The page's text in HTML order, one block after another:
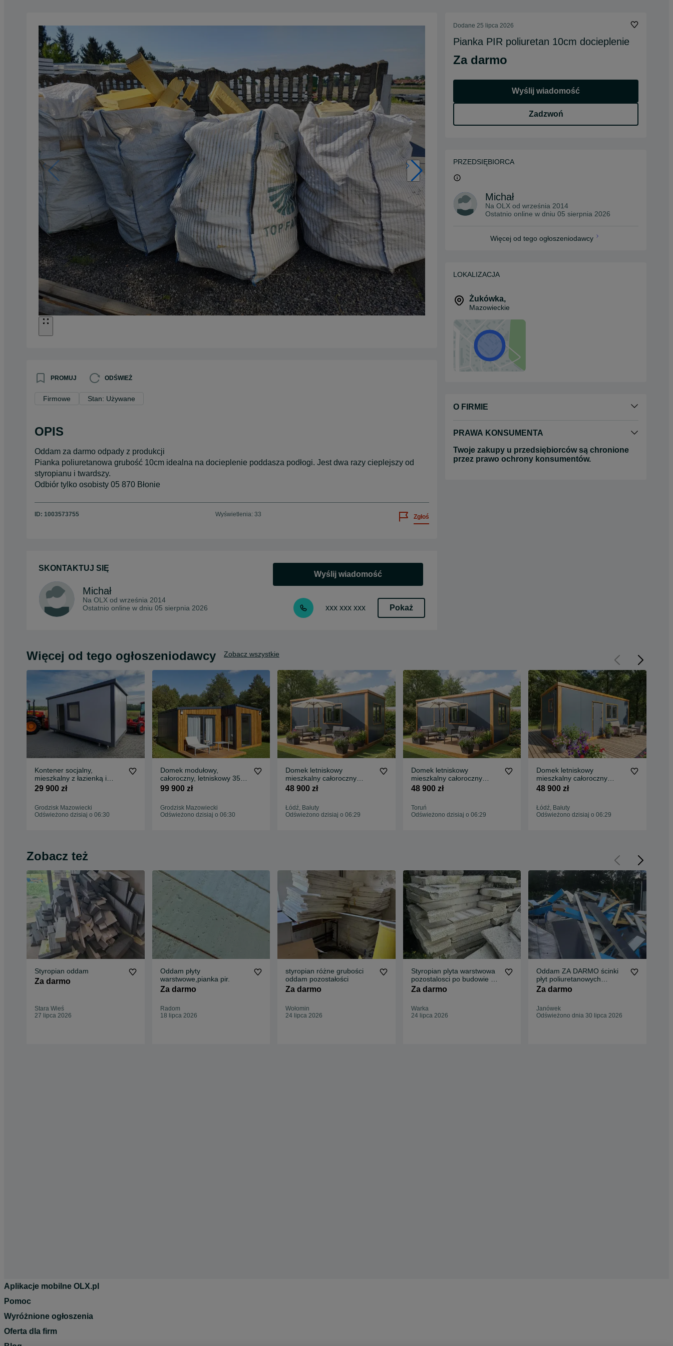
PROMUJ ODŚWIEŻ
Firmowe Stan: Używane
OPIS
Oddam za darmo odpady z produkcji
Pianka poliuretanowa grubość 10cm idealna na docieplenie poddasza podłogi. Jest dwa razy cieplejszy od
styropianu i twardszy.
Odbiór tylko osobisty 05 870 Błonie
ID: 1003573755 Wyświetlenia: 33 Zgłoś
SKONTAKTUJ SIĘ
Michał
Na OLX od września 2014
Ostatnio online w dniu 05 sierpnia 2026
Wyślij wiadomość
xxx xxx xxx Pokaż
Dodane 25 lipca 2026
Pianka PIR poliuretan 10cm docieplenie
Za darmo
Wyślij wiadomość
Zadzwoń
PRZEDSIĘBIORCA
Michał
Na OLX od września 2014
Ostatnio online w dniu 05 sierpnia 2026
Więcej od tego ogłoszeniodawcy
LOKALIZACJA
Żukówka,
Mazowieckie
O FIRMIE
PRAWA KONSUMENTA
Twoje zakupy u przedsiębiorców są chronione
przez prawo ochrony konsumentów.
Więcej od tego ogłoszeniodawcy Zobacz wszystkie
Kontener socjalny,
mieszkalny z łazienką i
kuchnią całoroczny 4 os.
29 900 zł
Grodzisk Mazowiecki
Odświeżono dzisiaj o 06:30
Domek modułowy,
całoroczny, letniskowy 35
m2 na zgłoszenie
99 900 zł
Grodzisk Mazowiecki
Odświeżono dzisiaj o 06:30
Domek letniskowy
mieszkalny całoroczny
mobilny 7x3mm, 21m2
48 900 zł
Łódź, Bałuty
Odświeżono dzisiaj o 06:29
Domek letniskowy
mieszkalny całoroczny
mobilny 7x3mm, 21m2
48 900 zł
Toruń
Odświeżono dzisiaj o 06:29
Domek letniskowy
mieszkalny całoroczny
mobilny 21m2
48 900 zł
Łódź, Bałuty
Odświeżono dzisiaj o 06:29
Zobacz też
Styropian oddam
Za darmo
Stara Wieś
27 lipca 2026
Oddam płyty
warstwowe,pianka pir.
Za darmo
Radom
18 lipca 2026
styropian różne grubości
oddam pozostałości
Za darmo
Wołomin
24 lipca 2026
Styropian plyta warstwowa
pozostalosci po budowie za
darmo
Za darmo
Warka
24 lipca 2026
Oddam ZA DARMO ścinki
płyt poliuretanowych
100mm 40mm CAŁOŚĆ jak
PIR, płyta warstwowa
Za darmo
Janówek
Odświeżono dnia 30 lipca 2026
Aplikacje mobilne OLX.pl
Pomoc
Wyróżnione ogłoszenia
Oferta dla firm